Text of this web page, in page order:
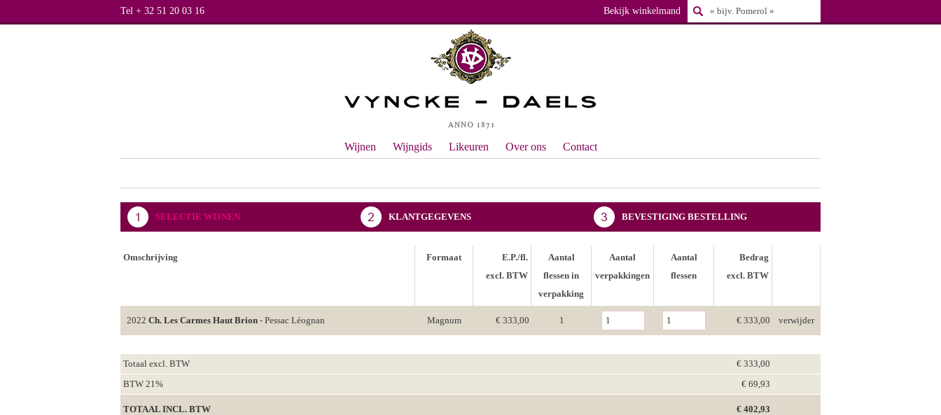
Tel + 32 51 20 03 16 Bekijk winkelmand
Wijnen Wijngids Likeuren Over ons Contact
SELECTIE WIJNEN KLANTGEGEVENS BEVESTIGING BESTELLING
Omschrijving Formaat
E.P./fl.
excl. BTW
Aantal
flessen in
verpakking
Aantal
verpakkingen
Aantal
flessen
Bedrag
excl. BTW
2022 Ch. Les Carmes Haut Brion - Pessac Léognan Magnum € 333,00 1 € 333,00 verwijder
Totaal excl. BTW
€ 333,00
BTW 21%
€ 69,93
TOTAAL INCL. BTW € 402,93